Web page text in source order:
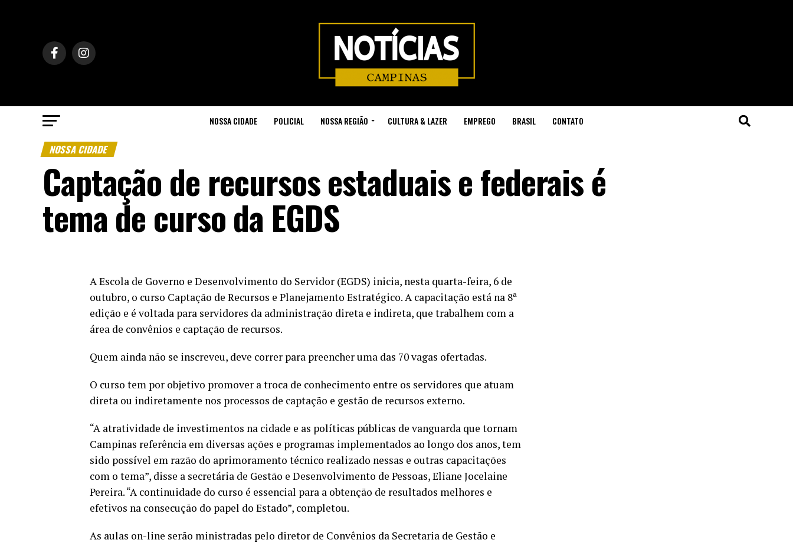
NOSSA CIDADE POLICIAL NOSSA REGIÃO CULTURA & LAZER EMPREGO BRASIL CONTATO
NOSSA CIDADE
Captação de recursos estaduais e federais é
tema de curso da EGDS
A Escola de Governo e Desenvolvimento do Servidor (EGDS) inicia, nesta quarta-feira, 6 de
outubro, o curso Captação de Recursos e Planejamento Estratégico. A capacitação está na 8ª
edição e é voltada para servidores da administração direta e indireta, que trabalhem com a
área de convênios e captação de recursos.
Quem ainda não se inscreveu, deve correr para preencher uma das 70 vagas ofertadas.
O curso tem por objetivo promover a troca de conhecimento entre os servidores que atuam
direta ou indiretamente nos processos de captação e gestão de recursos externo.
“A atratividade de investimentos na cidade e as políticas públicas de vanguarda que tornam
Campinas referência em diversas ações e programas implementados ao longo dos anos, tem
sido possível em razão do aprimoramento técnico realizado nessas e outras capacitações
com o tema”, disse a secretária de Gestão e Desenvolvimento de Pessoas, Eliane Jocelaine
Pereira. “A continuidade do curso é essencial para a obtenção de resultados melhores e
efetivos na consecução do papel do Estado”, completou.
As aulas on-line serão ministradas pelo diretor de Convênios da Secretaria de Gestão e